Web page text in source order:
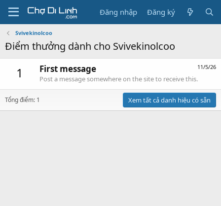
Đăng nhập Đăng ký
Svivekinolcoo
Điểm thưởng dành cho Svivekinolcoo
1 11/5/26
First message
Post a message somewhere on the site to receive this.
Tổng điểm: 1 Xem tất cả danh hiệu có sẵn